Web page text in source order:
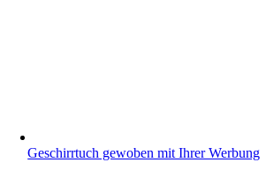
Geschirrtuch gewoben mit Ihrer Werbung